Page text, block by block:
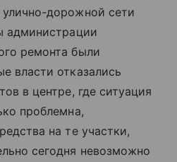
дорожной сети
администрации
ремонта были
власти отказались
в центре, где ситуация
проблемна,
на те участки,
сегодня невозможно